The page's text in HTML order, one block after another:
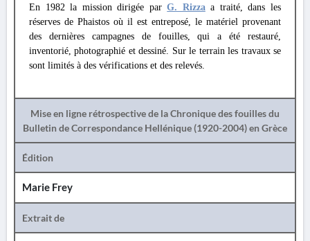
En 1982 la mission dirigée parG. Rizzaa traité, dans les
réserves de Phaistos où il est entreposé, le matériel provenant
des dernières campagnes de fouilles, qui a été restauré,
inventorié, photographié et dessiné. Sur le terrain les travaux se
sont limités à des vérifications et des relevés.
Mise en ligne rétrospective de la Chronique des fouilles du
Bulletin de Correspondance Hellénique (1920-2004) en Grèce
Édition
Marie Frey
Extrait de